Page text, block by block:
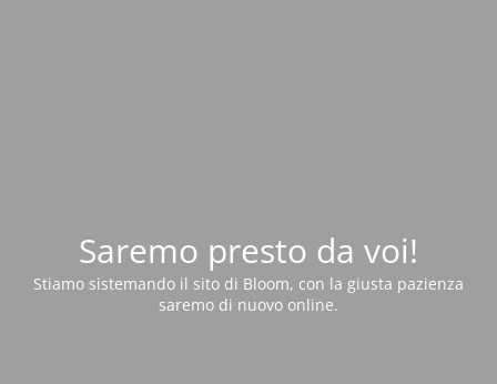
Saremo presto da voi!
Stiamo sistemando il sito di Bloom, con la giusta pazienza
saremo di nuovo online.